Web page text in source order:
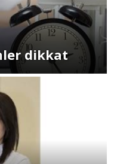
dikkat